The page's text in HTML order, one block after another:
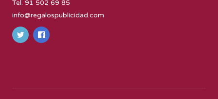
Tel. 91 502 69 85
info@regalospublicidad.com